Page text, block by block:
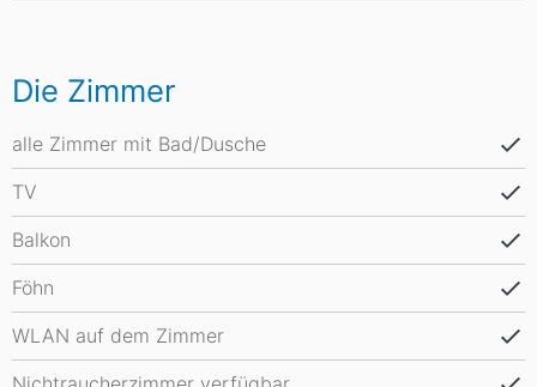
Die Zimmer
alle Zimmer mit Bad/Dusche
TV
Balkon
Föhn
WLAN auf dem Zimmer